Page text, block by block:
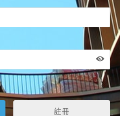
註冊